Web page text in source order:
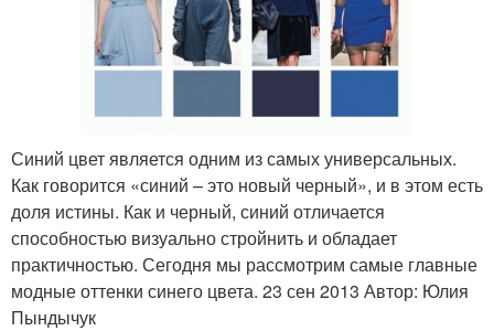
Синий цвет является одним из самых универсальных.
Как говорится «синий – это новый черный», и в этом есть
доля истины. Как и черный, синий отличается
способностью визуально стройнить и обладает
практичностью. Сегодня мы рассмотрим самые главные
модные оттенки синего цвета. 23 сен 2013 Автор: Юлия
Пындычук